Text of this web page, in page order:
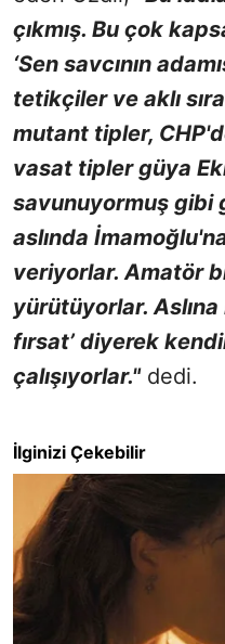
çıkmış. Bu çok
‘Sen savcının
tetikçiler ve aklı
mutant tipler,
vasat tipler güya
savunuyormuş gibi
aslında
veriyorlar. Amatör
yürütüyorlar. Aslına
fırsat’ diyerek
çalışıyorlar."dedi.